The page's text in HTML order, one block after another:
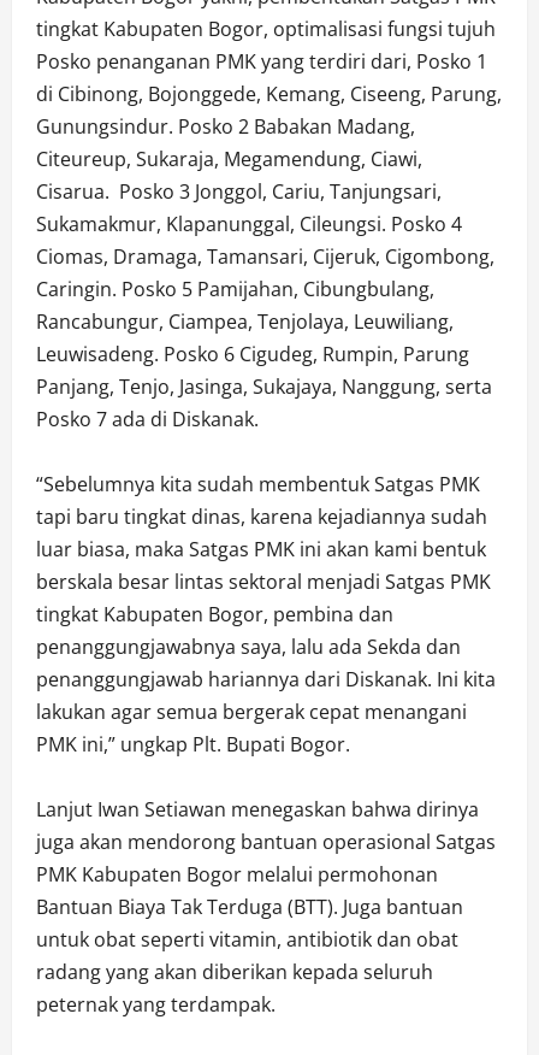
tingkat Kabupaten Bogor, optimalisasi fungsi tujuh
Posko penanganan PMK yang terdiri dari, Posko 1
di Cibinong, Bojonggede, Kemang, Ciseeng, Parung,
Gunungsindur. Posko 2 Babakan Madang,
Citeureup, Sukaraja, Megamendung, Ciawi,
Cisarua. Posko 3 Jonggol, Cariu, Tanjungsari,
Sukamakmur, Klapanunggal, Cileungsi. Posko 4
Ciomas, Dramaga, Tamansari, Cijeruk, Cigombong,
Caringin. Posko 5 Pamijahan, Cibungbulang,
Rancabungur, Ciampea, Tenjolaya, Leuwiliang,
Leuwisadeng. Posko 6 Cigudeg, Rumpin, Parung
Panjang, Tenjo, Jasinga, Sukajaya, Nanggung, serta
Posko 7 ada di Diskanak.
“Sebelumnya kita sudah membentuk Satgas PMK
tapi baru tingkat dinas, karena kejadiannya sudah
luar biasa, maka Satgas PMK ini akan kami bentuk
berskala besar lintas sektoral menjadi Satgas PMK
tingkat Kabupaten Bogor, pembina dan
penanggungjawabnya saya, lalu ada Sekda dan
penanggungjawab hariannya dari Diskanak. Ini kita
lakukan agar semua bergerak cepat menangani
PMK ini,” ungkap Plt. Bupati Bogor.
Lanjut Iwan Setiawan menegaskan bahwa dirinya
juga akan mendorong bantuan operasional Satgas
PMK Kabupaten Bogor melalui permohonan
Bantuan Biaya Tak Terduga (BTT). Juga bantuan
untuk obat seperti vitamin, antibiotik dan obat
radang yang akan diberikan kepada seluruh
peternak yang terdampak.